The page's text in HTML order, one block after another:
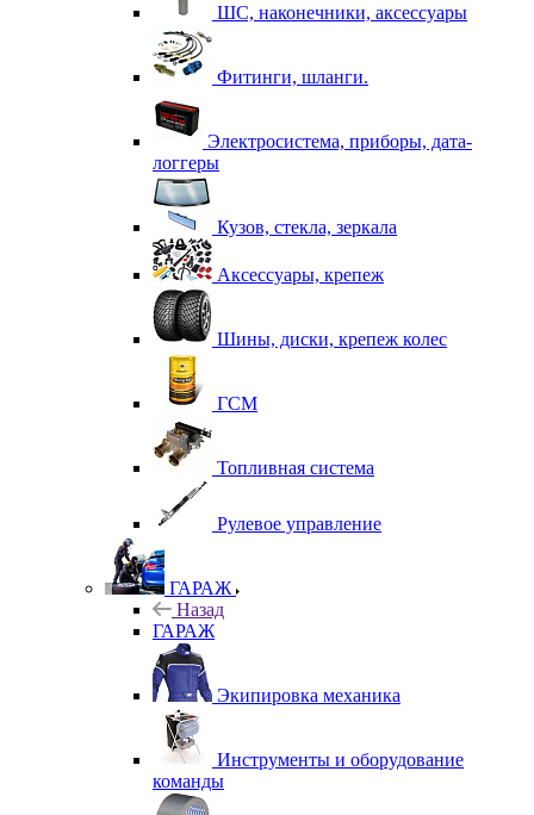
ШС, наконечники, аксессуары
Фитинги, шланги.
Электросистема, приборы, дата-
логгеры
Кузов, стекла, зеркала
Аксессуары, крепеж
Шины, диски, крепеж колес
ГСМ
Топливная система
Рулевое управление
ГАРАЖ
Назад
ГАРАЖ
Экипировка механика
Инструменты и оборудование
команды